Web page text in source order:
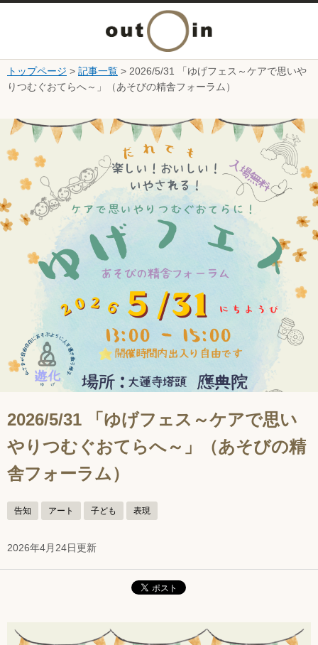
本文へ
ニ
ュ
ー
を
開
く
トップページ > 記事一覧 > 2026/5/31 「ゆげフェス～ケアで思いや
りつむぐおてらへ～」（あそびの精舎フォーラム）
2026/5/31 「ゆげフェス～ケアで思い
やりつむぐおてらへ～」（あそびの精
舎フォーラム）
告知 アート 子ども 表現
2026年4月24日更新